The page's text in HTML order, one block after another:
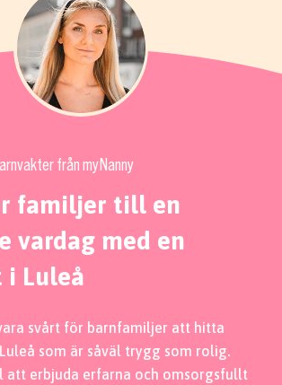
från myNanny
familjer till en
vardag med en
i Luleå
svårt för barnfamiljer att hitta
som är såväl trygg som rolig.
att erbjuda erfarna och omsorgsfullt